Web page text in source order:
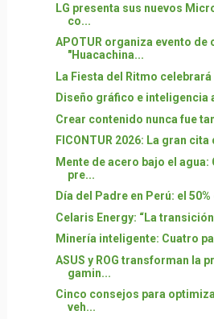
LG presenta sus nuevos
co...
APOTUR organiza evento de
"Huacachina...
La Fiesta del Ritmo
Diseño gráfico e inteligencia
Crear contenido nunca fue
FICONTUR 2026: La gran
Mente de acero bajo el
pre...
Día del Padre en Perú: el
Celaris Energy: “La
Minería inteligente: Cuatro
ASUS y ROG transforman la
gamin...
Cinco consejos para
veh...